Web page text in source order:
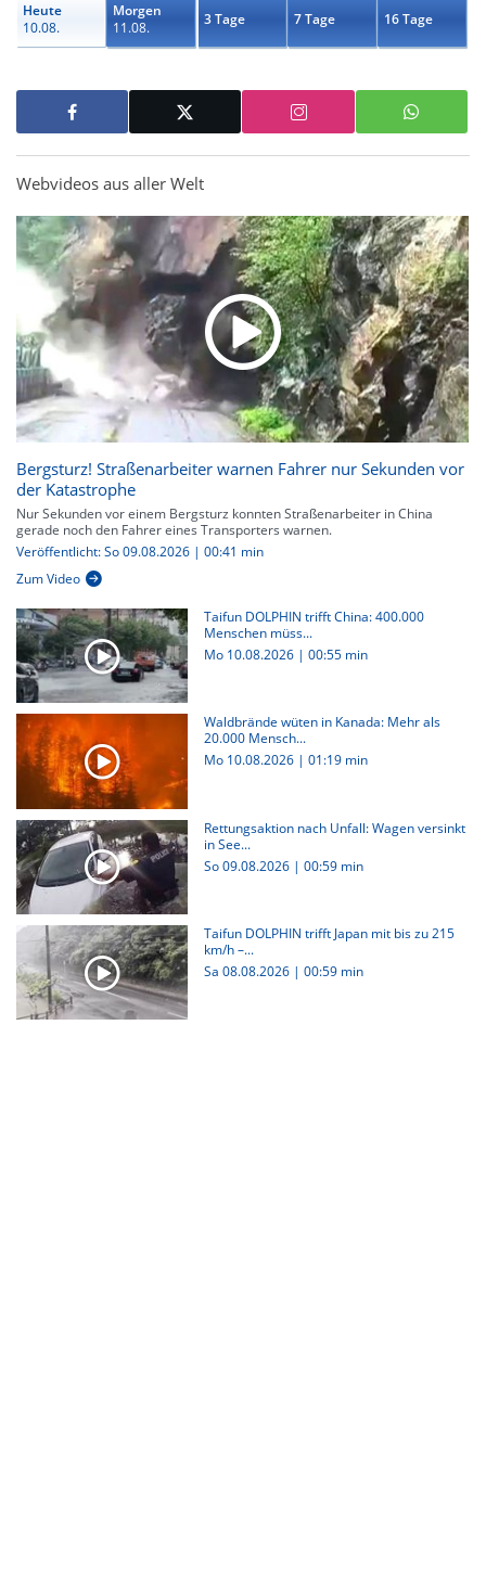
Heute
10.08.
Morgen
11.08.
3 Tage 7 Tage 16 Tage
Webvideos aus aller Welt
Bergsturz! Straßenarbeiter warnen Fahrer nur Sekunden vor
der Katastrophe
Nur Sekunden vor einem Bergsturz konnten Straßenarbeiter in China
gerade noch den Fahrer eines Transporters warnen.
Veröffentlicht: So 09.08.2026 | 00:41 min
Zum Video
Taifun DOLPHIN trifft China: 400.000
Menschen müss...
Mo 10.08.2026 | 00:55 min
Waldbrände wüten in Kanada: Mehr als
20.000 Mensch...
Mo 10.08.2026 | 01:19 min
Rettungsaktion nach Unfall: Wagen versinkt
in See...
So 09.08.2026 | 00:59 min
Taifun DOLPHIN trifft Japan mit bis zu 215
km/h –...
Sa 08.08.2026 | 00:59 min